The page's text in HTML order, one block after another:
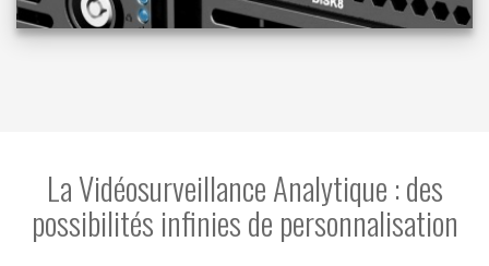
La Vidéosurveillance Analytique : des
possibilités infinies de personnalisation